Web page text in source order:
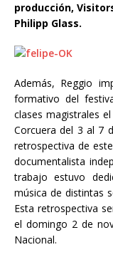
producción,
Philipp Glass.
Además, Reggio
formativo del
clases magistrales
Corcuera del 3 al 7
retrospectiva de
documentalista
trabajo estuvo
música de distintas
Esta retrospectiva
el domingo 2 de
Nacional.